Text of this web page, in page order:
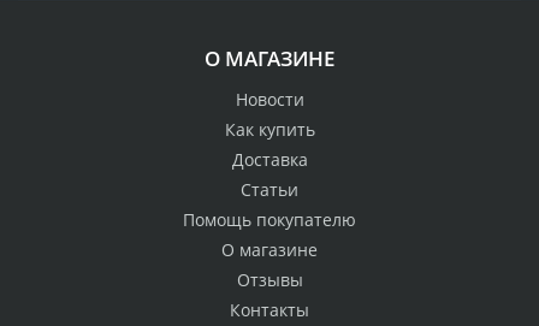
О МАГАЗИНЕ
Новости
Как купить
Доставка
Статьи
Помощь покупателю
О магазине
Отзывы
Контакты